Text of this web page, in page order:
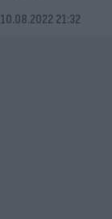
10.08.2022 21:32